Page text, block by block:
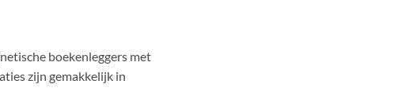
boekenleggers met
zijn gemakkelijk in